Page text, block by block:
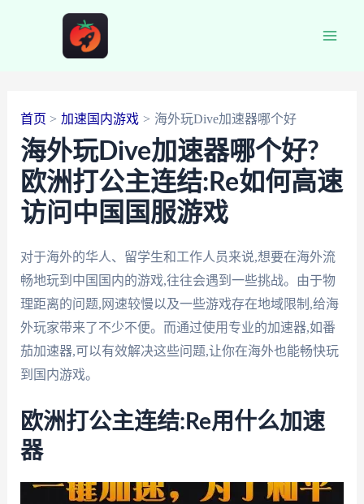
首页 加速国内游戏 海外玩Dive加速器哪个好
海外玩Dive加速器哪个好?
欧洲打公主连结:Re如何高速
访问中国国服游戏
对于海外的华人、留学生和工作人员来说,想要在海外流
畅地玩到中国国内的游戏,往往会遇到一些挑战。由于物
理距离的问题,网速较慢以及一些游戏存在地域限制,给海
外玩家带来了不少不便。而通过使用专业的加速器,如番
茄加速器,可以有效解决这些问题,让你在海外也能畅快玩
到国内游戏。
欧洲打公主连结:Re用什么加速
器